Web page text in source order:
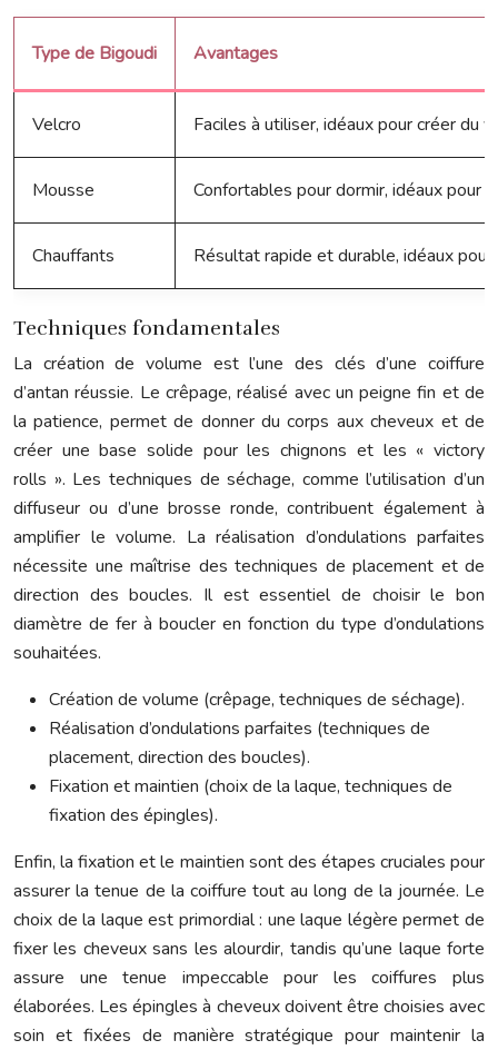
Type de Bigoudi Avantages
Velcro Faciles à utiliser, idéaux pour créer du
Mousse Confortables pour dormir, idéaux pour
Chauffants Résultat rapide et durable, idéaux
Techniques fondamentales
La création de volume est l’une des clés d’une coiffure
d’antan réussie. Le crêpage, réalisé avec un peigne fin et de
la patience, permet de donner du corps aux cheveux et de
créer une base solide pour les chignons et les « victory
rolls ». Les techniques de séchage, comme l’utilisation d’un
diffuseur ou d’une brosse ronde, contribuent également à
amplifier le volume. La réalisation d’ondulations parfaites
nécessite une maîtrise des techniques de placement et de
direction des boucles. Il est essentiel de choisir le bon
diamètre de fer à boucler en fonction du type d’ondulations
souhaitées.
Création de volume (crêpage, techniques de séchage).
Réalisation d’ondulations parfaites (techniques de
placement, direction des boucles).
Fixation et maintien (choix de la laque, techniques de
fixation des épingles).
Enfin, la fixation et le maintien sont des étapes cruciales pour
assurer la tenue de la coiffure tout au long de la journée. Le
choix de la laque est primordial : une laque légère permet de
fixer les cheveux sans les alourdir, tandis qu’une laque forte
assure une tenue impeccable pour les coiffures plus
élaborées. Les épingles à cheveux doivent être choisies avec
soin et fixées de manière stratégique pour maintenir la